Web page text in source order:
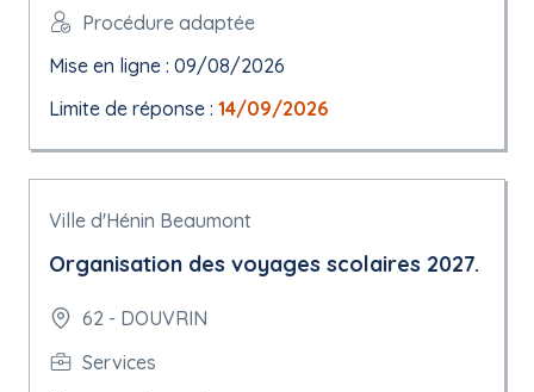
Procédure adaptée
Mise en ligne : 09/08/2026
Limite de réponse : 14/09/2026
Ville d'Hénin Beaumont
Organisation des voyages scolaires 2027.
62 - DOUVRIN
Services